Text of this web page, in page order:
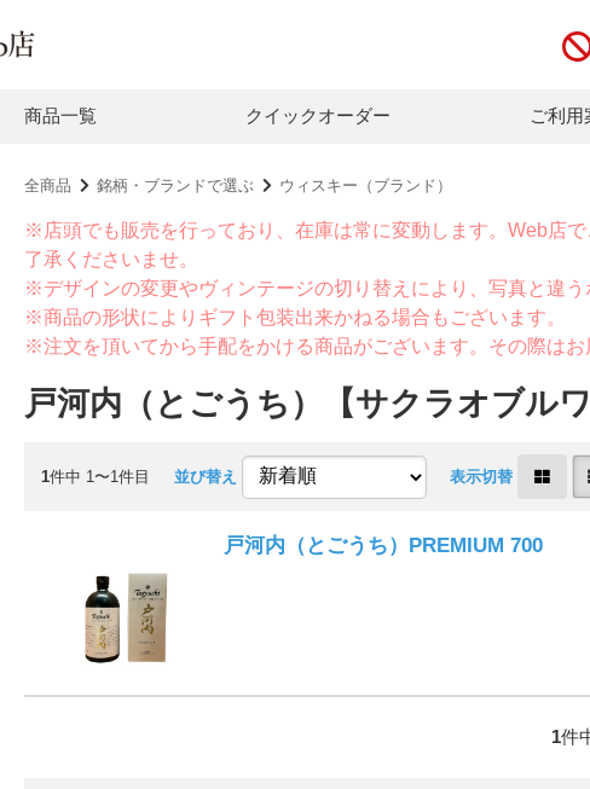
商品一覧 クイックオーダー ご利用
全商品 銘柄・ブランドで選ぶ ウィスキー（ブランド）
※店頭でも販売を行っており、在庫は常に変動します。Web店
了承くださいませ。
※デザインの変更やヴィンテージの切り替えにより、写真と違
※商品の形状によりギフト包装出来かねる場合もございます。
※注文を頂いてから手配をかける商品がございます。その際は
戸河内（とごうち）【サクラオブル
1件中 1〜1件目 並び替え 表示切替
戸河内（とごうち）PREMIUM 700
1件